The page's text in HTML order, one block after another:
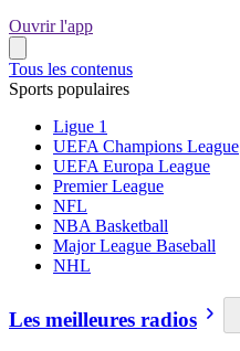
Ouvrir l'app
Tous les contenus
Sports populaires
Ligue 1
UEFA Champions League
UEFA Europa League
Premier League
NFL
NBA Basketball
Major League Baseball
NHL
Les meilleures radios